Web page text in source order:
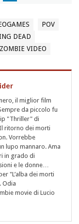
POV
DEAD
ZOMBIE VIDEO
il miglior film
da piccolo fu
"Thriller" di
ritorno dei morti
Vorrebbe
lupo mannaro. Ama
in grado di
e le donne…
"L’alba dei morti
Odia
movie di Lucio